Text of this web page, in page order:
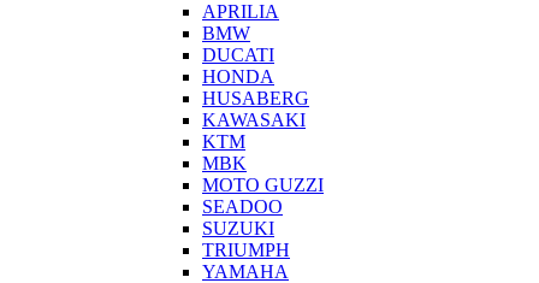
APRILIA
BMW
DUCATI
HONDA
HUSABERG
KAWASAKI
KTM
MBK
MOTO GUZZI
SEADOO
SUZUKI
TRIUMPH
YAMAHA